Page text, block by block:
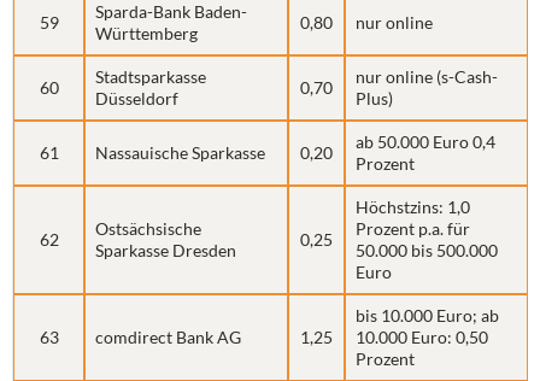
59
Sparda-Bank Baden-
Württemberg
0,80 nur online
60
Stadtsparkasse
Düsseldorf
0,70
nur online (s-Cash-
Plus)
61 Nassauische Sparkasse 0,20
ab 50.000 Euro 0,4
Prozent
62
Ostsächsische
Sparkasse Dresden
0,25
Höchstzins: 1,0
Prozent p.a. für
50.000 bis 500.000
Euro
63 comdirect Bank AG 1,25
bis 10.000 Euro; ab
10.000 Euro: 0,50
Prozent